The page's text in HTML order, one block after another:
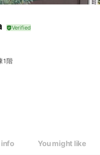
1階
）
info You might like